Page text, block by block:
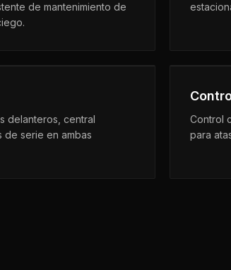
de mantenimiento de
delanteros, central
de serie en ambas
Control
para